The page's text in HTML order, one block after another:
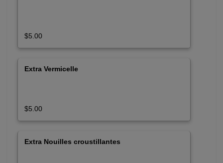
$5.00
Extra Vermicelle
$5.00
Extra Nouilles croustillantes